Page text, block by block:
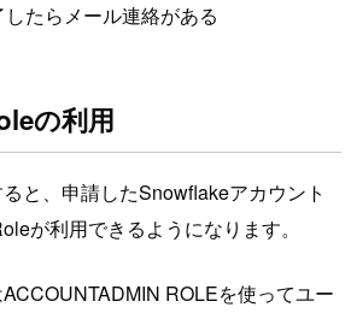
たらメール連絡がある
の利用
と、申請したSnowflakeアカウント
が利用できるようになります。
ROLEを使ってユー